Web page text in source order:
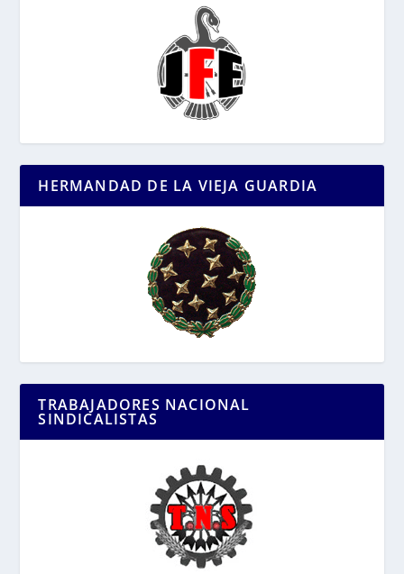
HERMANDAD DE LA VIEJA GUARDIA
TRABAJADORES NACIONAL
SINDICALISTAS